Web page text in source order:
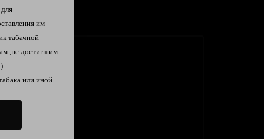
им
табачной
,не достигшим
или иной